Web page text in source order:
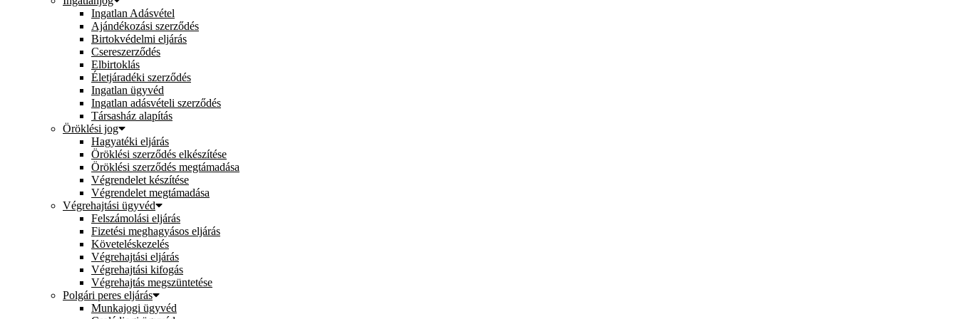
Ingatlan Adásvétel
Ajándékozási szerződés
Birtokvédelmi eljárás
Csereszerződés
Elbirtoklás
Életjáradéki szerződés
Ingatlan ügyvéd
Ingatlan adásvételi szerződés
Társasház alapítás
Öröklési jog
Hagyatéki eljárás
Öröklési szerződés elkészítése
Öröklési szerződés megtámadása
Végrendelet készítése
Végrendelet megtámadása
Végrehajtási ügyvéd
Felszámolási eljárás
Fizetési meghagyásos eljárás
Követeléskezelés
Végrehajtási eljárás
Végrehajtási kifogás
Végrehajtás megszüntetése
Polgári peres eljárás
Munkajogi ügyvéd